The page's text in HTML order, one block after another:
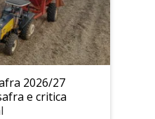
2026/27
e critica